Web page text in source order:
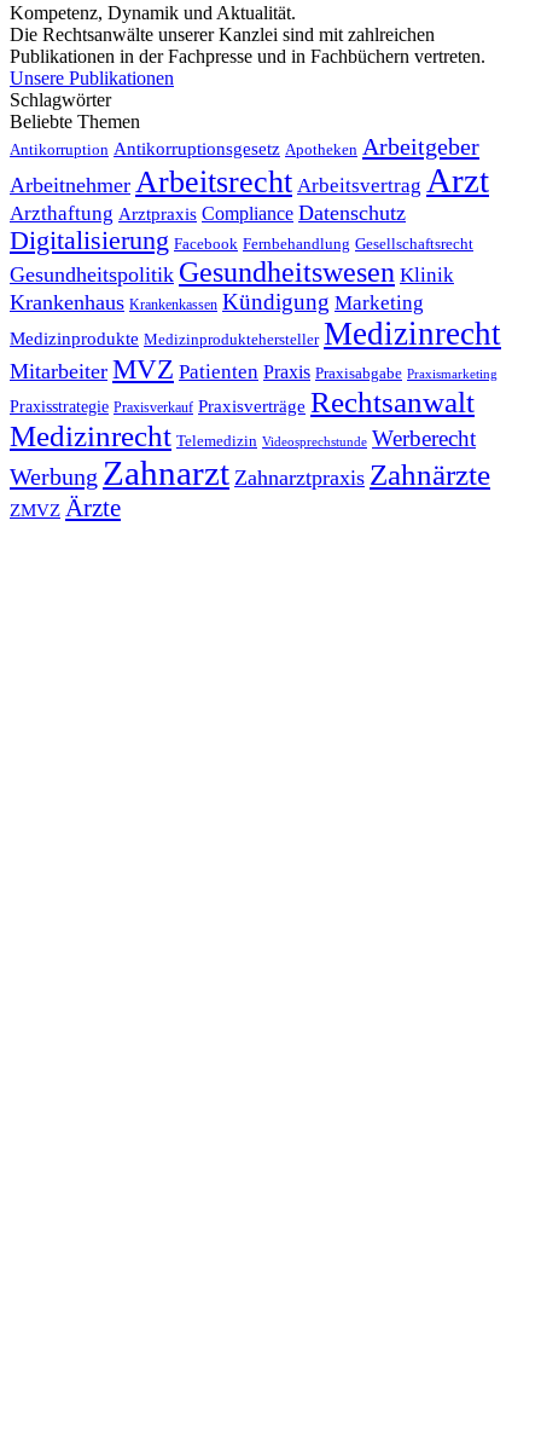
Kompetenz, Dynamik und Aktualität.
Die Rechtsanwälte unserer Kanzlei sind mit zahlreichen
Publikationen in der Fachpresse und in Fachbüchern vertreten.
Unsere Publikationen
Schlagwörter
Beliebte Themen
Antikorruption Antikorruptionsgesetz Apotheken Arbeitgeber
Arbeitnehmer Arbeitsrecht Arbeitsvertrag Arzt
Arzthaftung Arztpraxis Compliance Datenschutz
Digitalisierung Facebook Fernbehandlung Gesellschaftsrecht
Gesundheitspolitik Gesundheitswesen Klinik
Krankenhaus Krankenkassen Kündigung Marketing
Medizinprodukte Medizinproduktehersteller Medizinrecht
Mitarbeiter MVZ Patienten Praxis Praxisabgabe Praxismarketing
Praxisstrategie Praxisverkauf Praxisverträge Rechtsanwalt
Medizinrecht Telemedizin Videosprechstunde Werberecht
Werbung Zahnarzt Zahnarztpraxis Zahnärzte
ZMVZ Ärzte